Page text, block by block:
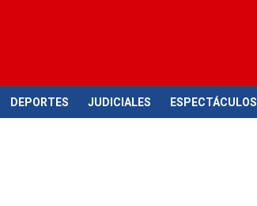
DEPORTES JUDICIALES ESPECTÁCULOS